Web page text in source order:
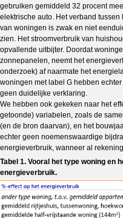
gebruiken gemiddeld 32 procent
elektrische auto. Het verband
van woningen is zwak en niet
zien. Het stroomverbruik van
opvallende uitbijter. Doordat
zonnepanelen, neemt het
onderzoek) af naarmate het
woningen met label G hebben
geen duidelijke verklaring.
We hebben ook gekeken naar het
getoonde) variabelen, zoals de
(en de bron daarvan), en het
echter geen noemenswaardige
energieverbruik, wanneer al
Tabel 1. Vooral het type woning en
energieverbruik.